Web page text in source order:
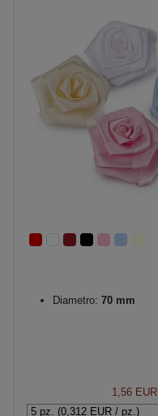
Diametro: 70 mm
1,56 EUR